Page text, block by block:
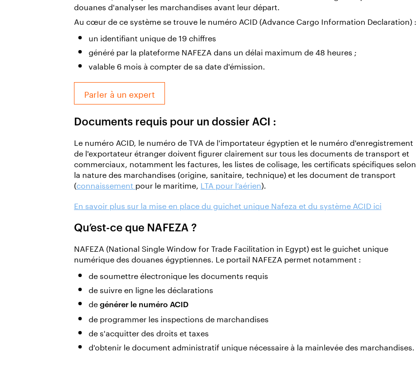
douanes d'analyser les marchandises avant leur départ.
Au cœur de ce système se trouve le numéro ACID (Advance Cargo Information Declaration) :
un identifiant unique de 19 chiffres
généré par la plateforme NAFEZA dans un délai maximum de 48 heures ;
valable 6 mois à compter de sa date d'émission.
Parler à un expert
Documents requis pour un dossier ACI :
Le numéro ACID, le numéro de TVA de l'importateur égyptien et le numéro d'enregistrement
de l'exportateur étranger doivent figurer clairement sur tous les documents de transport et
commerciaux, notamment les factures, les listes de colisage, les certificats spécifiques selon
la nature des marchandises (origine, sanitaire, technique) et les document de transport
(connaissement pour le maritime, LTA pour l’aérien).
En savoir plus sur la mise en place du guichet unique Nafeza et du système ACID ici
Qu’est-ce que NAFEZA ?
NAFEZA (National Single Window for Trade Facilitation in Egypt) est le guichet unique
numérique des douanes égyptiennes. Le portail NAFEZA permet notamment :
de soumettre électronique les documents requis
de suivre en ligne les déclarations
degénérer le numéro ACID
de programmer les inspections de marchandises
de s'acquitter des droits et taxes
d'obtenir le document administratif unique nécessaire à la mainlevée des marchandises.